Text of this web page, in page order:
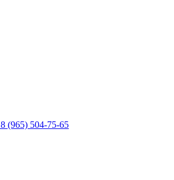
8 (965) 504-75-65